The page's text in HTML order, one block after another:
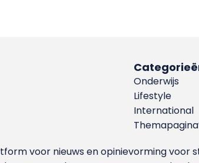
Onderwijs
Lifestyle
International
voor nieuws en opinievorming voor